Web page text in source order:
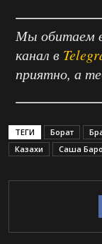
Мы обитаем
канал в
приятно, а
ТЕГИ Борат
Казахи
Саша